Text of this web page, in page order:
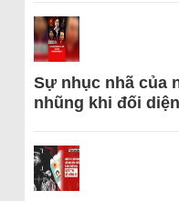
Sự nhục nhã của
nhũng khi đối